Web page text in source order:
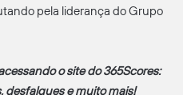
pela liderança do Grupo
o site do 365Scores:
desfalques e muito mais!